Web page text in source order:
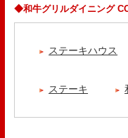
◆和牛グリルダイニング
ステーキハウス
ステーキ